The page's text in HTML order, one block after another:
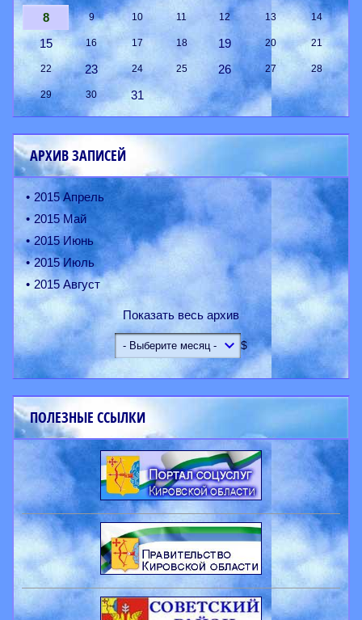
8 9 10 11 12 13 14
15 16 17 18 19 20 21
22 23 24 25 26 27 28
29 30 31
АРХИВ ЗАПИСЕЙ
2015 Апрель
2015 Май
2015 Июнь
2015 Июль
2015 Август
Показать весь архив
$
ПОЛЕЗНЫЕ ССЫЛКИ